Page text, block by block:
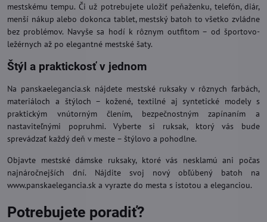
mestskému tempu. Či už potrebujete uložiť peňaženku, telefón, diár,
menší nákup alebo dokonca tablet, mestský batoh to všetko zvládne
bez problémov. Navyše sa hodí k rôznym outfitom – od športovo-
ležérnych až po elegantné mestské šaty.
Štýl a praktickosť v jednom
Na panskaelegancia.sk nájdete mestské ruksaky v rôznych farbách,
materiáloch a štýloch – kožené, textilné aj syntetické modely s
praktickým vnútorným člením, bezpečnostným zapínaním a
nastaviteľnými popruhmi. Vyberte si ruksak, ktorý vás bude
sprevádzať každý deň v meste – štýlovo a pohodlne.
Objavte mestské dámske ruksaky, ktoré vás nesklamú ani počas
najnáročnejších dní. Nájdite svoj nový obľúbený batoh na
www.panskaelegancia.sk a vyrazte do mesta s istotou a eleganciou.
Potrebujete poradiť?